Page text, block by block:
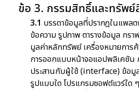
ข้อ 3. กรรมสิทธิ์และทรัพ
3.1 บรรดาข้อมูลที่ปรากฎในแพล
ข้อความ รูปภาพ ตารางข้อมูล กร
มูลค่าหลักทรัพย์ เครื่องหมายการ
การออกแบบหน้าจอแอปพลิเคชัน
ประสานกับผู้ใช้ (interface) ข้อมูล
รูปแบบใด โปรแกรมซอฟต์แวร์ใ